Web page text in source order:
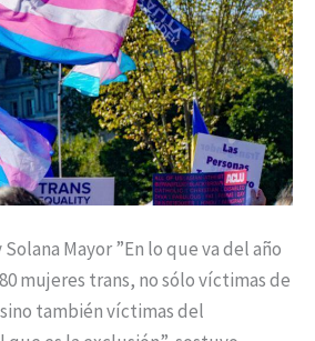
Mayor ”En lo que va del año
mujeres trans, no sólo víctimas de
también víctimas del